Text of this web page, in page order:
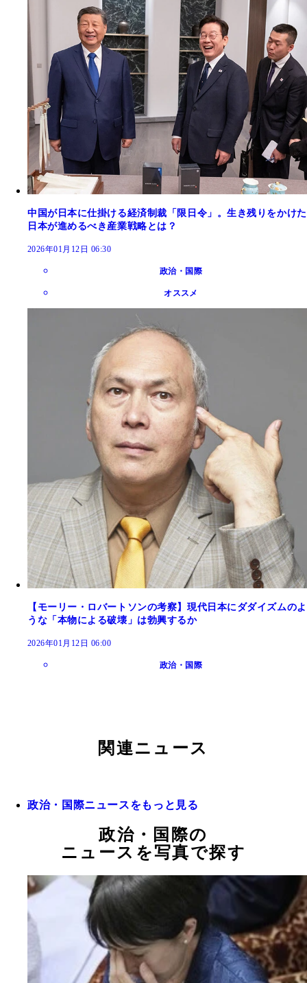
中国が日本に仕掛ける経済制裁「限日令」。生き残りをかけた
日本が進めるべき産業戦略とは？
2026年01月12日 06:30
政治・国際
オススメ
【モーリー・ロバートソンの考察】現代日本にダダイズムのよ
うな「本物による破壊」は勃興するか
2026年01月12日 06:00
政治・国際
関連ニュース
政治・国際ニュースをもっと見る
政治・国際の
ニュースを写真で探す